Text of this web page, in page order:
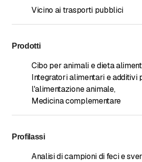
Vicino ai trasporti pubblici
Prodotti
Cibo per animali e dieta
Integratori alimentari e additivi
l'alimentazione animale,
Medicina complementare
Profilassi
Analisi di campioni di feci e